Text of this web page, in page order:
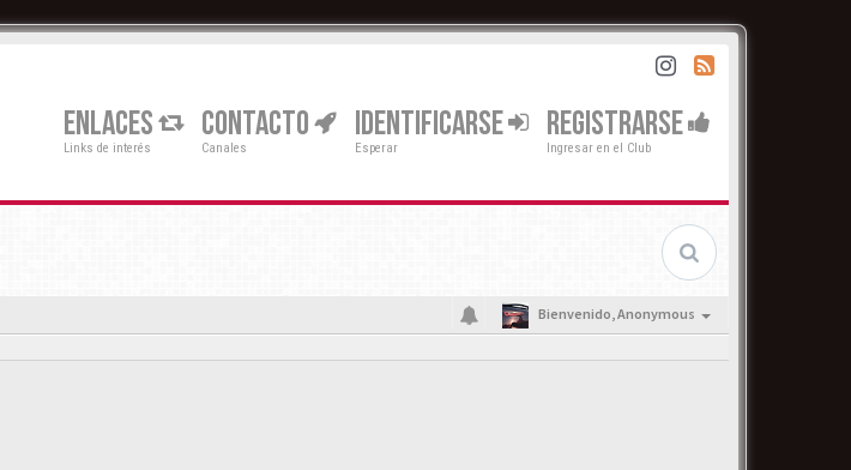
ENLACES
Links de interés
CONTACTO
Canales
IDENTIFICARSE
Esperar
REGISTRARSE
Ingresar en el Club
Bienvenido,Anonymous